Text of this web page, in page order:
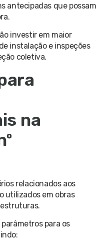
antecipadas que possam
investir em maior
instalação e inspeções
coletiva.
na
relacionados aos
utilizados em obras
para os